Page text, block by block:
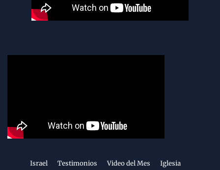
Israel Testimonios Video del Mes Iglesia